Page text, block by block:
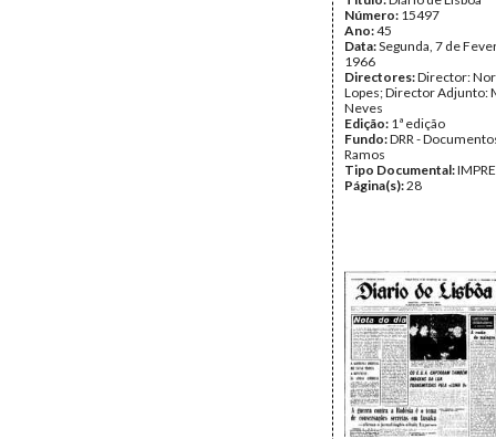
Número: 15497
Ano:45
Data:Segunda, 7 de
1966
Directores:Director:
Lopes; Director Adjunto:
Neves
Edição: 1ª edição
Fundo:DRR -
Ramos
Tipo Documental:
Página(s):28